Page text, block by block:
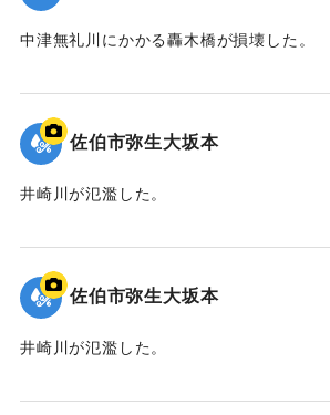
中津無礼川にかかる轟木橋が損壊した。
｜固有コード:01204097
佐伯市弥生大坂本
井崎川が氾濫した。
｜固有コード:01204096
佐伯市弥生大坂本
井崎川が氾濫した。
｜固有コード:01204095